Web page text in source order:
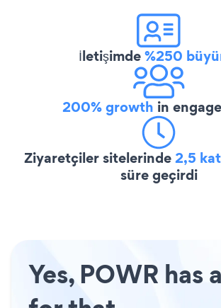
İletişimde%250
200% growth in
Ziyaretçiler sitelerinde2,5
süre geçirdi
Yes, POWR has